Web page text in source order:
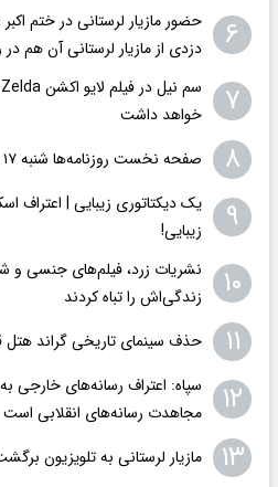
۶
حضور مازیار لرستانی در ختم
دزدی از مازیار لرستانی آن هم
۷
خواهد داشت
۸ صفحه نخست روزنامه‌ها شنبه ۱۷ مرداد ۱۴۰۵
۹
یک دیکتاتوری زیبایی | اعتراف
زیبایی!
۱۰
نشریات زرد، فیلم‌های جنسی و
زندگی‌اش را تباه کردند
۱۱ حذف سینمای تاریخی گراند هتل
۱۲
سپاه: اعتراف رسانه‌های
مجاهدت رسانه‌های انقلابی است
۱۳ مازیار لرستانی به تلویزیون